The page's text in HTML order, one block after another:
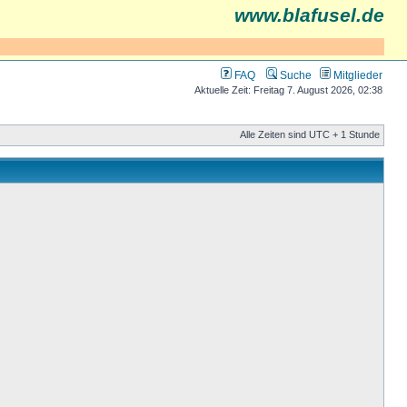
www.blafusel.de
FAQ Suche Mitglieder
Aktuelle Zeit: Freitag 7. August 2026, 02:38
Alle Zeiten sind UTC + 1 Stunde